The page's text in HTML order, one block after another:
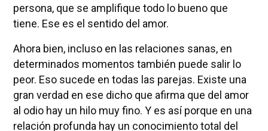
persona, que se amplifique todo lo bueno que
tiene. Ese es el sentido del amor.
Ahora bien, incluso en las relaciones sanas, en
determinados momentos también puede salir lo
peor. Eso sucede en todas las parejas. Existe una
gran verdad en ese dicho que afirma que del amor
al odio hay un hilo muy fino. Y es así porque en una
relación profunda hay un conocimiento total del